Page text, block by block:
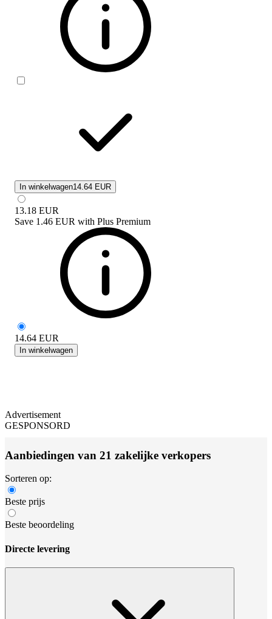
In winkelwagen14.64 EUR
13.18 EUR
Save 1.46 EUR with Plus Premium
14.64 EUR
In winkelwagen
Advertisement
GESPONSORD
Aanbiedingen van 21 zakelijke verkopers
Sorteren op:
Beste prijs
Beste beoordeling
Directe levering